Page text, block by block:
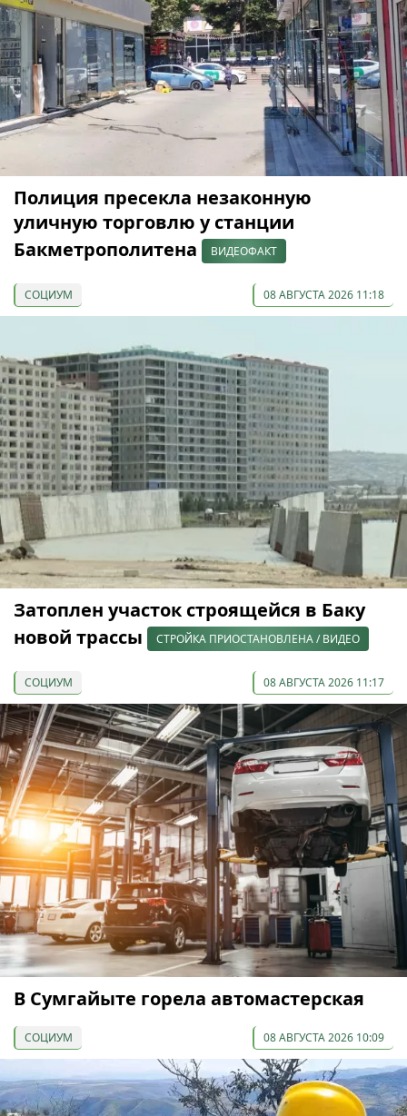
Полиция пресекла незаконную
уличную торговлю у станции
Бакметрополитена
ВИДЕОФАКТ
СОЦИУМ 08 АВГУСТА 2026 11:18
Затоплен участок строящейся в Баку
новой трассы
СТРОЙКА ПРИОСТАНОВЛЕНА / ВИДЕО
СОЦИУМ 08 АВГУСТА 2026 11:17
В Сумгайыте горела автомастерская
СОЦИУМ 08 АВГУСТА 2026 10:09